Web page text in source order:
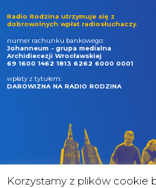
Radio Rodzina utrzymuje się z
dobrowolnych wpłat radiosłuchaczy.
numer rachunku bankowego:
Johanneum - grupa medialna
Archidiecezji Wrocławskiej
69 1600 1462 1813 6262 6000 0001
wpłaty z tytułem:
DAROWIZNA NA RADIO RODZINA
Korzystamy z plików cookie